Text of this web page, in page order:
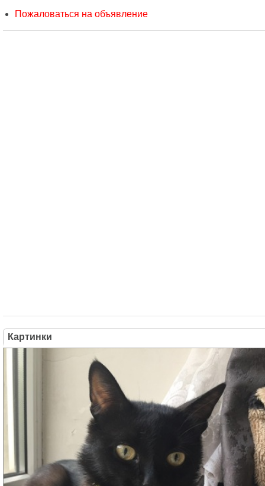
Пожаловаться на объявление
Картинки